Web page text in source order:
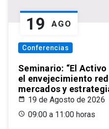
19 AGO
Conferencias
Seminario: “El
el envejecimiento
mercados y
19 de Agosto de 2026
09:00 a 11:00 horas